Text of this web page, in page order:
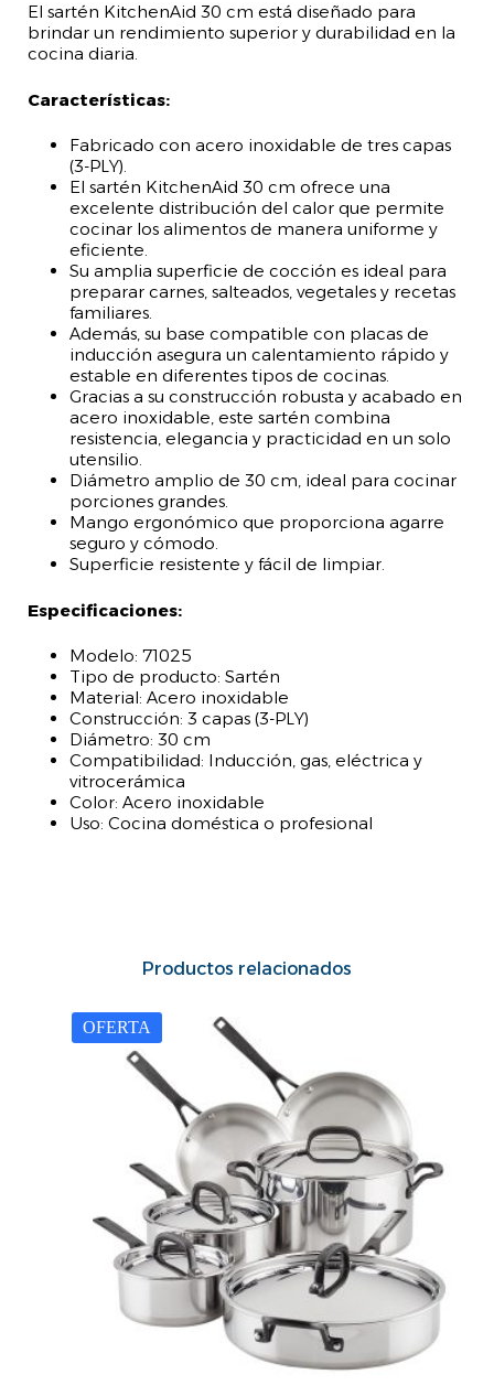
El sartén KitchenAid 30 cm está diseñado para
brindar un rendimiento superior y durabilidad en la
cocina diaria.
Características:
Fabricado con acero inoxidable de tres capas
(3-PLY).
El sartén KitchenAid 30 cm ofrece una
excelente distribución del calor que permite
cocinar los alimentos de manera uniforme y
eficiente.
Su amplia superficie de cocción es ideal para
preparar carnes, salteados, vegetales y recetas
familiares.
Además, su base compatible con placas de
inducción asegura un calentamiento rápido y
estable en diferentes tipos de cocinas.
Gracias a su construcción robusta y acabado en
acero inoxidable, este sartén combina
resistencia, elegancia y practicidad en un solo
utensilio.
Diámetro amplio de 30 cm, ideal para cocinar
porciones grandes.
Mango ergonómico que proporciona agarre
seguro y cómodo.
Superficie resistente y fácil de limpiar.
Especificaciones:
Modelo: 71025
Tipo de producto: Sartén
Material: Acero inoxidable
Construcción: 3 capas (3-PLY)
Diámetro: 30 cm
Compatibilidad: Inducción, gas, eléctrica y
vitrocerámica
Color: Acero inoxidable
Uso: Cocina doméstica o profesional
Productos relacionados
OFERTA